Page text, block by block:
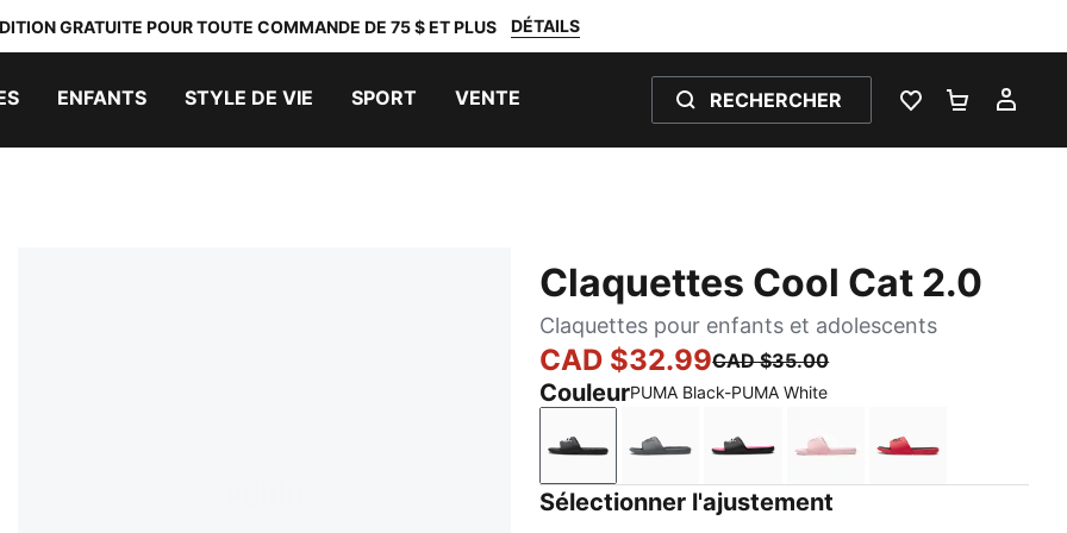
GRATUITE POUR TOUTE COMMANDE DE 75 $ ET PLUS DÉTAILS
ENFANTS STYLE DE VIE SPORT VENTE RECHERCHER
LISTE DEPANIER 0
Claquettes Cool Cat 2.0
Claquettes pour enfants et adolescents
CAD $32.99CAD $35.00
CouleurPUMA Black-PUMA White
PUMA Black-PUMA White
Cool Dark Gray-PUMA Black
PUMA Black-PUMA White-
Bridal Rose-Rose Gold
For All Time
Sélectionner l'ajustement